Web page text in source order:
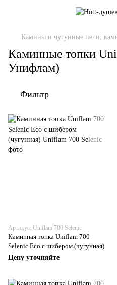
Камины и чугунные печи,
Каминные топки
Унифлам)
Фильтр
Артикул: Uniflam 700 Selenic
Каминная топка Uniflam 700
Selenic Eco с шибером (чугунная)
Цену уточняйте